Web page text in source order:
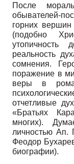
После
обывателей-
горних
(подобно
реальность
сомнения.
поражение в
веры в
отчетливые
«Братьях
многих).
личностью Ап.
Феодор
биографии).